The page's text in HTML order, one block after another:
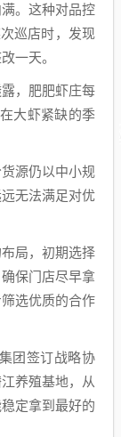
。这种对品控
巡店时，发现
一天。
，肥肥虾庄每
大虾紧缺的季
源仍以中小规
无法满足对优
局，初期选择
保门店尽早拿
选优质的合作
团签订战略协
养殖基地，从
定拿到最好的